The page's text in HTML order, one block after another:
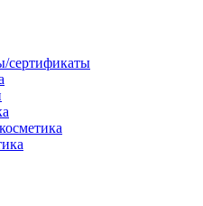
сертификаты